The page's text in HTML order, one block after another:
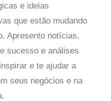
e ideias
que estão mudando
Apresento notícias,
sucesso e análises
e te ajudar a
seus negócios e na